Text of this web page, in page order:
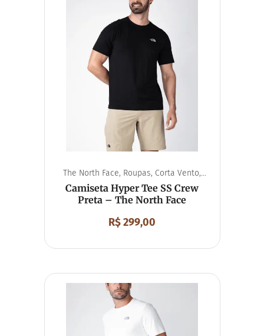
The North Face, Roupas, Corta Vento,
Camiseta Hyper Tee SS Crew
Preta – The North Face
R$299,00